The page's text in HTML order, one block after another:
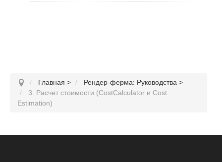
Главная > Рендер-ферма: Руководства >
3. Расчет стоимости (CostCalculator и Cost
Estimation)